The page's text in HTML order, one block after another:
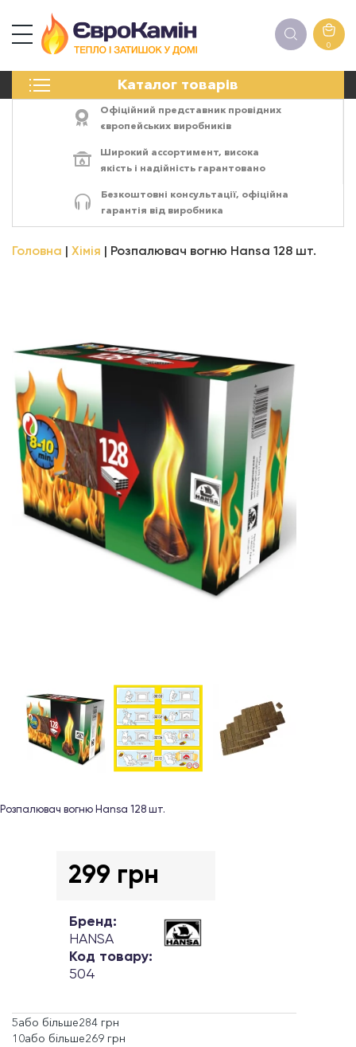
0
Каталог товарів
ПЕЧІ
ЕЛЕКТРОКАМІНИ
АКСЕСУАРИ
Офіційний представник провідних
європейських виробників
Широкий ассортимент, висока
якість і надійність гарантовано
Безкоштовні консультації, офіційна
гарантія від виробника
Головна Хімія Розпалювач вогню Hansa 128 шт.
Розпалювач вогню Hansa 128 шт.
299 грн
Бренд:
HANSA
Код товару:
504
5або більше284 грн
10або більше269 грн